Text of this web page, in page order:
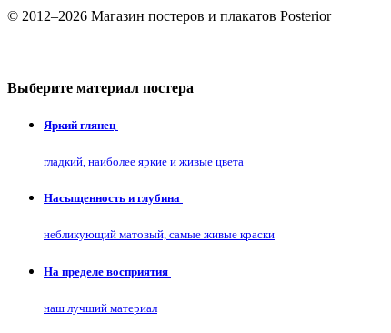
© 2012–2026 Магазин постеров и плакатов Posterior
Выберите материал постера
Яркий глянец
гладкий, наиболее яркие и живые цвета
Насыщенность и глубина
небликующий матовый, самые живые краски
На пределе восприятия
наш лучший материал